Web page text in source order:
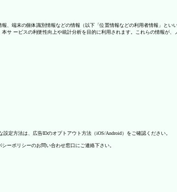
端末の個体識別情報などの情報（以下「位置情報などの利用者情報」とい
ービスの利便性向上や統計分析を目的に利用されます。これらの情報が
定方法は、広告IDのオプトアウト方法（iOS/Android）をご確認ください。
ーポリシーのお問い合わせ窓口にご連絡下さい。